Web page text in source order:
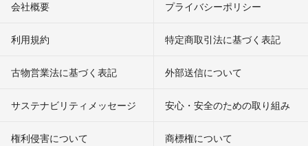
会社概要 プライバシーポリシー
利用規約 特定商取引法に基づく表記
古物営業法に基づく表記 外部送信について
サステナビリティメッセージ 安心・安全のための取り組み
権利侵害について
商標権について